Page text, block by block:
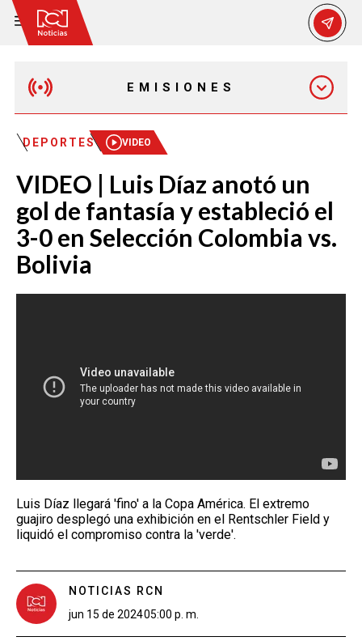
EMISIONES
MAÑANA EXPRESS
EMISIÓN 12:30 PM
EMISIÓN 7:00 PM
EMISIÓN 11:30 PM
DEPORTES VIDEO
VIDEO | Luis Díaz anotó un
gol de fantasía y estableció el
3-0 en Selección Colombia vs.
Bolivia
Luis Díaz llegará 'fino' a la Copa América. El extremo
guajiro desplegó una exhibición en el Rentschler Field y
liquidó el compromiso contra la 'verde'.
NOTICIAS RCN
jun 15 de 202405:00 p. m.